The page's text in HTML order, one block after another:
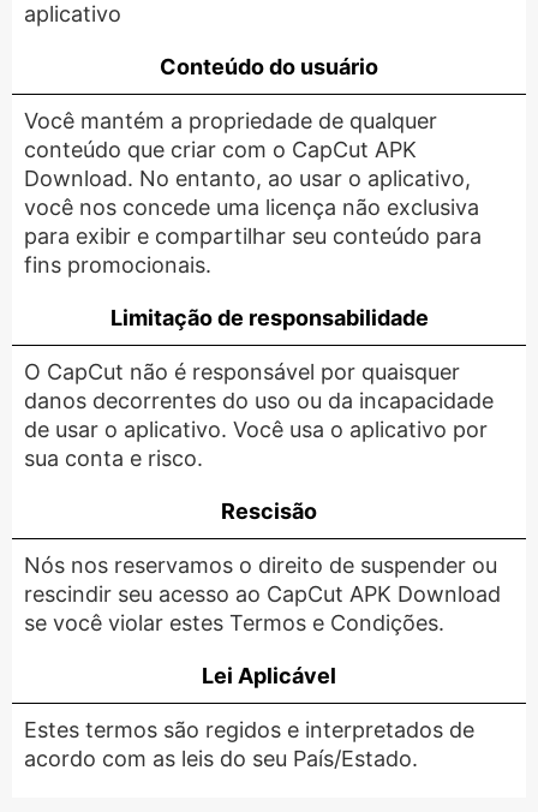
aplicativo
Conteúdo do usuário
Você mantém a propriedade de qualquer
conteúdo que criar com o CapCut APK
Download. No entanto, ao usar o aplicativo,
você nos concede uma licença não exclusiva
para exibir e compartilhar seu conteúdo para
fins promocionais.
Limitação de responsabilidade
O CapCut não é responsável por quaisquer
danos decorrentes do uso ou da incapacidade
de usar o aplicativo. Você usa o aplicativo por
sua conta e risco.
Rescisão
Nós nos reservamos o direito de suspender ou
rescindir seu acesso ao CapCut APK Download
se você violar estes Termos e Condições.
Lei Aplicável
Estes termos são regidos e interpretados de
acordo com as leis do seu País/Estado.